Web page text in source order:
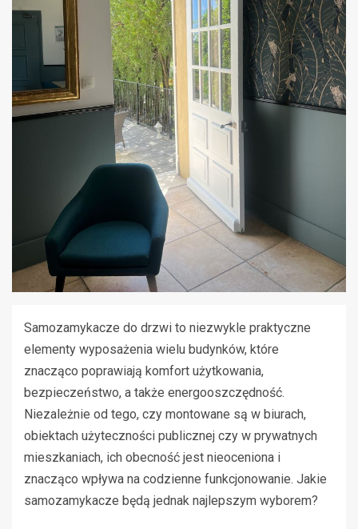
Samozamykacze do drzwi to niezwykle praktyczne
elementy wyposażenia wielu budynków, które
znacząco poprawiają komfort użytkowania,
bezpieczeństwo, a także energooszczędność.
Niezależnie od tego, czy montowane są w biurach,
obiektach użyteczności publicznej czy w prywatnych
mieszkaniach, ich obecność jest nieoceniona i
znacząco wpływa na codzienne funkcjonowanie. Jakie
samozamykacze będą jednak najlepszym wyborem?